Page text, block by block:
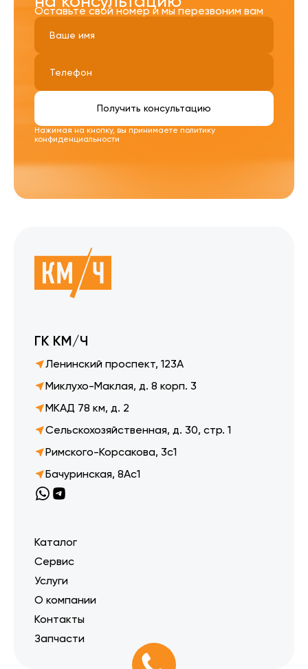
Оставьте свой номер и мы перезвоним вам
Нажимая на кнопку, вы принимаете политику
конфиденциальности
Получить консультацию
ГК КМ/Ч
Ленинский проспект, 123А
Миклухо-Маклая, д. 8 корп. 3
МКАД 78 км, д. 2
Сельскохозяйственная, д. 30, стр. 1
Римского-Корсакова, 3с1
Бачуринская, 8Ас1
Каталог
Сервис
Услуги
О компании
Контакты
Запчасти